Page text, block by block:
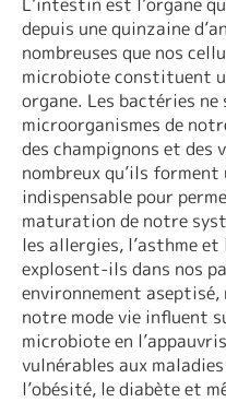
depuis une quinzaine
nombreuses que nos
microbiote constituent
organe. Les bactéries ne
microorganismes de
des champignons et des
nombreux qu’ils
indispensable pour
maturation de notre
les allergies, l’asthme
explosent-ils dans nos
environnement
notre mode vie influent
microbiote en
vulnérables aux
l’obésité, le diabète et